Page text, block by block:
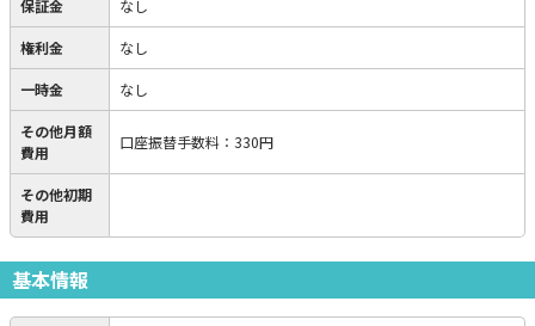
保証金 なし
権利金 なし
一時金 なし
その他月額
費用
口座振替手数料 ： 330円
その他初期
費用
基本情報